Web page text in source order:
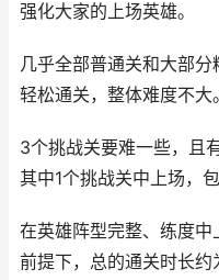
强化大家的上场英雄。
几乎全部普通关和大部
轻松通关，整体难度不大。
3个挑战关要难一些，且
其中1个挑战关中上场，
在英雄阵型完整、练度
前提下，总的通关时长约